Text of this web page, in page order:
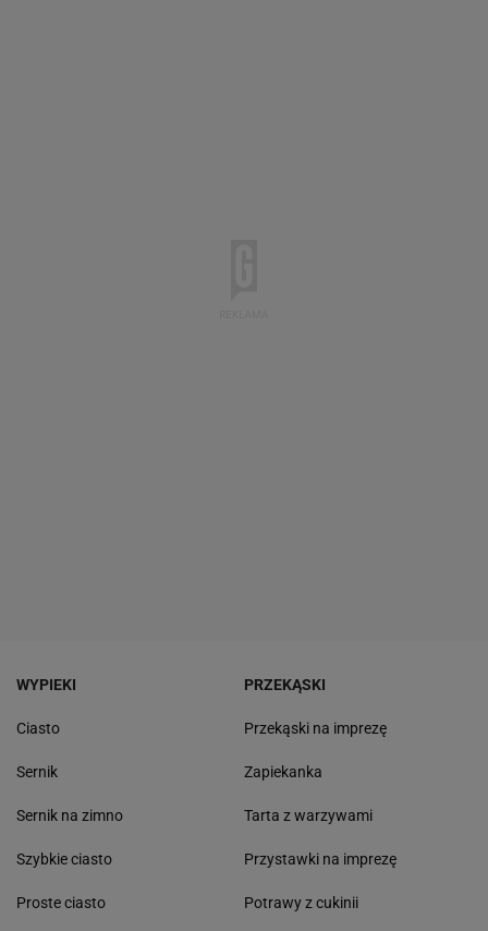
WYPIEKI
Ciasto
Sernik
Sernik na zimno
Szybkie ciasto
Proste ciasto
PRZEKĄSKI
Przekąski na imprezę
Zapiekanka
Tarta z warzywami
Przystawki na imprezę
Potrawy z cukinii